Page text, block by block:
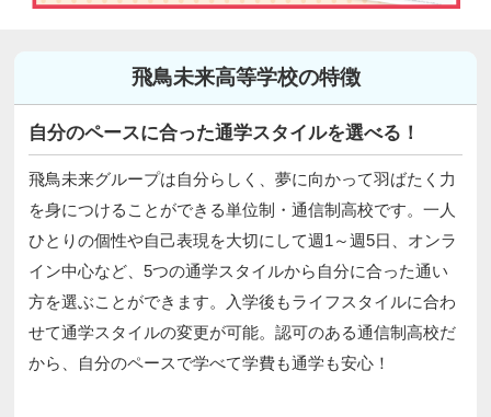
飛鳥未来高等学校の特徴
自分のペースに合った通学スタイルを選べる！
飛鳥未来グループは自分らしく、夢に向かって羽ばたく力
を身につけることができる単位制・通信制高校です。一人
ひとりの個性や自己表現を大切にして週1～週5日、オンラ
イン中心など、5つの通学スタイルから自分に合った通い
方を選ぶことができます。入学後もライフスタイルに合わ
せて通学スタイルの変更が可能。認可のある通信制高校だ
から、自分のペースで学べて学費も通学も安心！